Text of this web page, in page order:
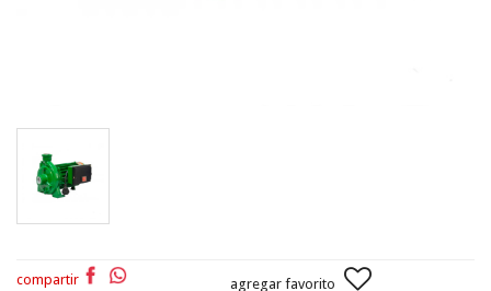
compartir agregar favorito